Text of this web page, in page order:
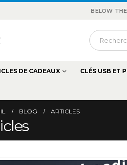
BELOW
DE CADEAUX CLÉS USB ET
BLOG ARTICLES